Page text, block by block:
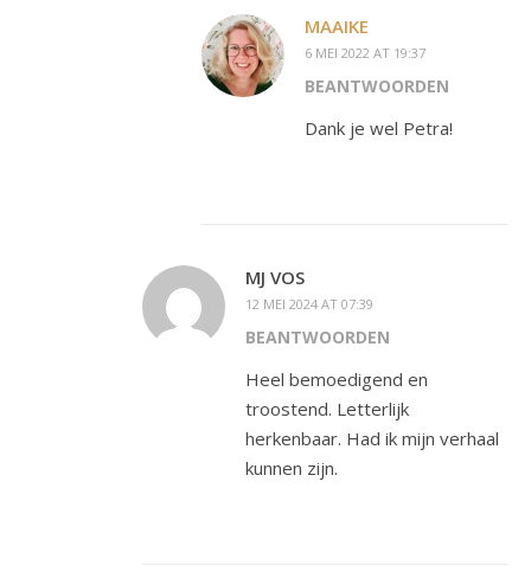
MAAIKE
6 MEI 2022 AT 19:37
BEANTWOORDEN
Dank je wel Petra!
MJ VOS
12 MEI 2024 AT 07:39
BEANTWOORDEN
Heel bemoedigend en
troostend. Letterlijk
herkenbaar. Had ik mijn verhaal
kunnen zijn.